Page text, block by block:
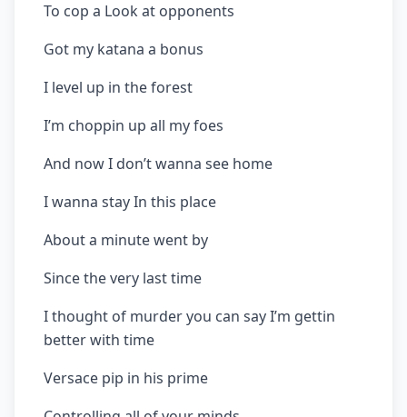
To cop a Look at opponents
Got my katana a bonus
I level up in the forest
I’m choppin up all my foes
And now I don’t wanna see home
I wanna stay In this place
About a minute went by
Since the very last time
I thought of murder you can say I’m gettin
better with time
Versace pip in his prime